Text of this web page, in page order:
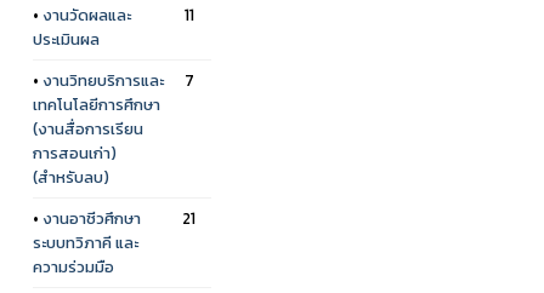
• งานวัดผลและ
ประเมินผล
11
• งานวิทยบริการและ
เทคโนโลยีการศึกษา
(งานสื่อการเรียน
การสอนเก่า)
(สำหรับลบ)
7
• งานอาชีวศึกษา
ระบบทวิภาคี และ
ความร่วมมือ
21